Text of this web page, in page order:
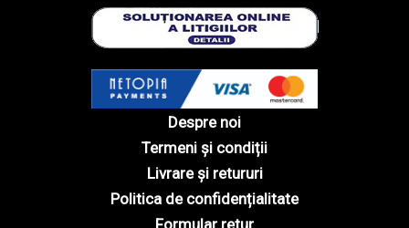
Despre noi
Termeni și condiții
Livrare și retururi
Politica de confidențialitate
Formular retur